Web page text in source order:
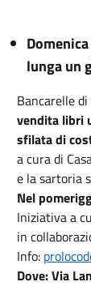
lunga un
Bancarelle di
vendita libri
sfilata di
a cura di
e la sartoria
Nel
Iniziativa a
in
Info:
Dove:Via